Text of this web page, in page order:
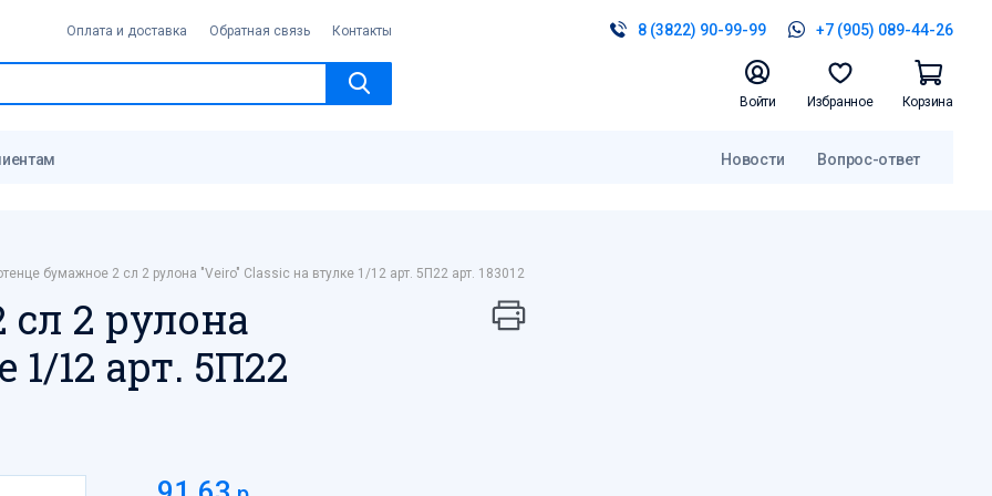
Оплата и доставка Обратная связь Контакты 8 (3822) 90-99-99 +7 (905) 089-44-26
Войти Избранное Корзина
Новости Вопрос-ответ
бумажное 2 сл 2 рулона "Veiro" Classic на втулке 1/12 арт. 5П22 арт. 183012
2 рулона
1/12 арт. 5П22